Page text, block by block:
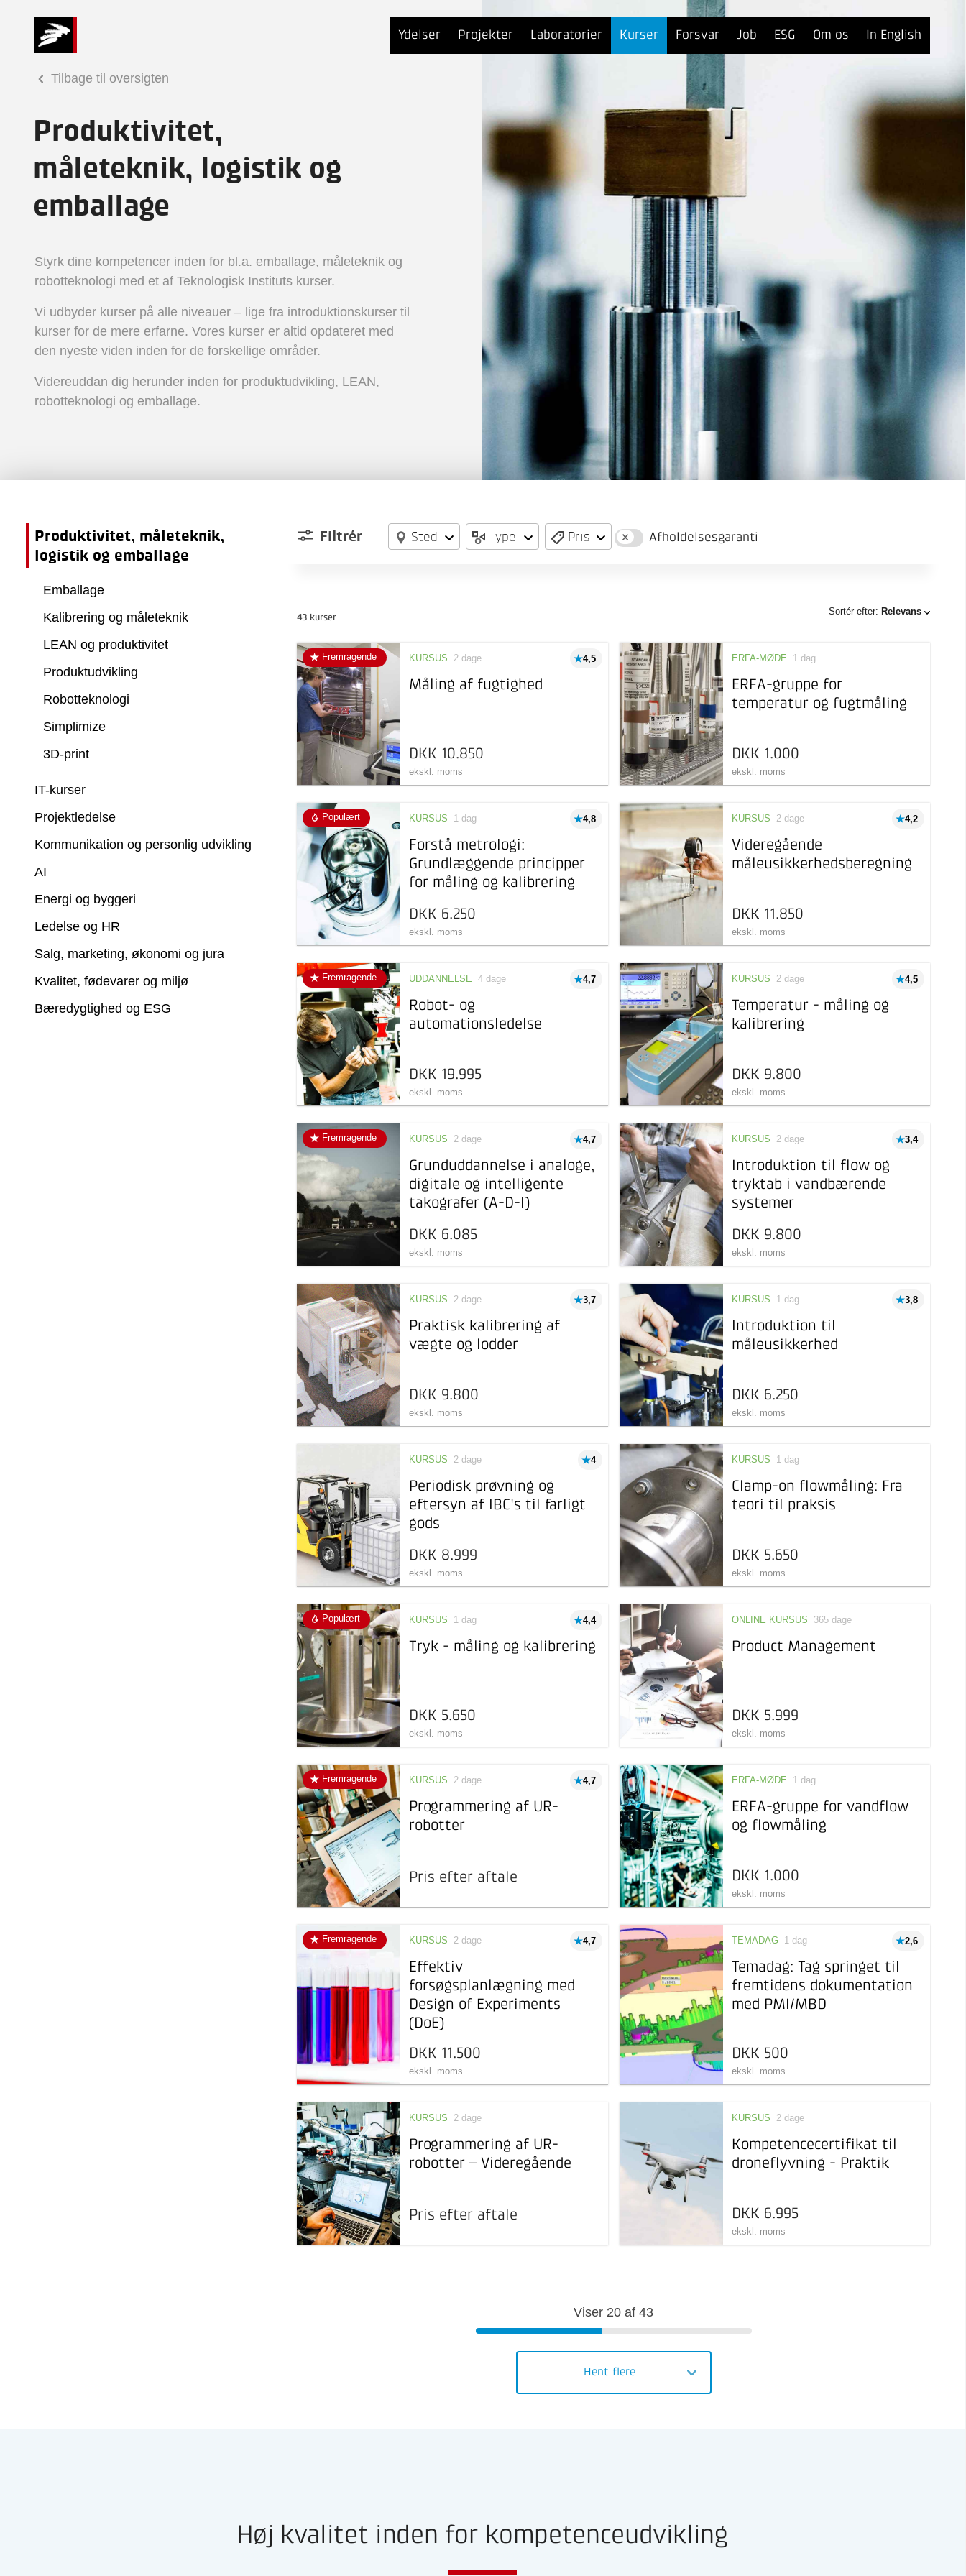
Ydelser Projekter Laboratorier Kurser Forsvar Job ESG Om os In English
Tilbage til oversigten
Produktivitet,
måleteknik, logistik og
emballage
Styrk dine kompetencer inden for bl.a. emballage, måleteknik og
robotteknologi med et af Teknologisk Instituts kurser.
Vi udbyder kurser på alle niveauer – lige fra introduktionskurser til
kurser for de mere erfarne. Vores kurser er altid opdateret med
den nyeste viden inden for de forskellige områder.
Videreuddan dig herunder inden for produktudvikling, LEAN,
robotteknologi og emballage.
Produktivitet, måleteknik,
logistik og emballage
Emballage
Kalibrering og måleteknik
LEAN og produktivitet
Produktudvikling
Robotteknologi
Simplimize
3D-print
IT-kurser
Projektledelse
Kommunikation og personlig udvikling
AI
Energi og byggeri
Ledelse og HR
Salg, marketing, økonomi og jura
Kvalitet, fødevarer og miljø
Bæredygtighed og ESG
Filtrér Sted Type Pris Afholdelsesgaranti
Sortér efter: Relevans
43 kurser
Fremragende 4,5
KURSUS 2 dage
Måling af fugtighed
DKK 10.850
ekskl. moms
ERFA-MØDE 1 dag
ERFA-gruppe for
temperatur og fugtmåling
DKK 1.000
ekskl. moms
Populært 4,8
KURSUS 1 dag
Forstå metrologi:
Grundlæggende principper
for måling og kalibrering
DKK 6.250
ekskl. moms
4,2
KURSUS 2 dage
Videregående
måleusikkerhedsberegning
DKK 11.850
ekskl. moms
Fremragende 4,7
UDDANNELSE 4 dage
Robot- og
automationsledelse
DKK 19.995
ekskl. moms
4,5
KURSUS 2 dage
Temperatur - måling og
kalibrering
DKK 9.800
ekskl. moms
Fremragende 4,7
KURSUS 2 dage
Grunduddannelse i analoge,
digitale og intelligente
takografer (A-D-I)
DKK 6.085
ekskl. moms
3,4
KURSUS 2 dage
Introduktion til flow og
tryktab i vandbærende
systemer
DKK 9.800
ekskl. moms
3,7
KURSUS 2 dage
Praktisk kalibrering af
vægte og lodder
DKK 9.800
ekskl. moms
3,8
KURSUS 1 dag
Introduktion til
måleusikkerhed
DKK 6.250
ekskl. moms
4
KURSUS 2 dage
Periodisk prøvning og
eftersyn af IBC's til farligt
gods
DKK 8.999
ekskl. moms
KURSUS 1 dag
Clamp-on flowmåling: Fra
teori til praksis
DKK 5.650
ekskl. moms
Populært 4,4
KURSUS 1 dag
Tryk - måling og kalibrering
DKK 5.650
ekskl. moms
ONLINE KURSUS 365 dage
Product Management
DKK 5.999
ekskl. moms
Fremragende 4,7
KURSUS 2 dage
Programmering af UR-
robotter
Pris efter aftale
ERFA-MØDE 1 dag
ERFA-gruppe for vandflow
og flowmåling
DKK 1.000
ekskl. moms
Fremragende 4,7
KURSUS 2 dage
Effektiv
forsøgsplanlægning med
Design of Experiments
(DoE)
DKK 11.500
ekskl. moms
2,6
TEMADAG 1 dag
Temadag: Tag springet til
fremtidens dokumentation
med PMI/MBD
DKK 500
ekskl. moms
KURSUS 2 dage
Programmering af UR-
robotter – Videregående
Pris efter aftale
KURSUS 2 dage
Kompetencecertifikat til
droneflyvning - Praktik
DKK 6.995
ekskl. moms
Viser 20 af43
Hent flere
Høj kvalitet inden for kompetenceudvikling